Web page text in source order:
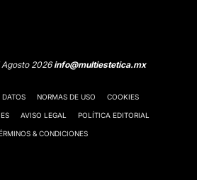
2026info@multiestetica.mx
DATOS NORMAS DE USO COOKIES
AVISO LEGAL POLÍTICA EDITORIAL
& CONDICIONES